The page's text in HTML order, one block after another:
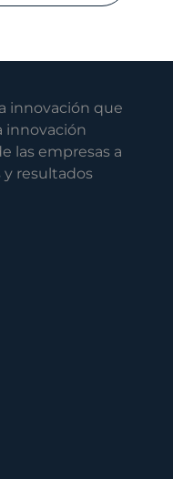
innovación que
innovación
las empresas a
y resultados